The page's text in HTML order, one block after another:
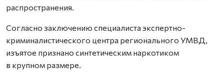
распространения.
Согласно заключению специалиста экспертно-
криминалистического центра регионального УМВД,
изъятое признано синтетическим наркотиком
в крупном размере.